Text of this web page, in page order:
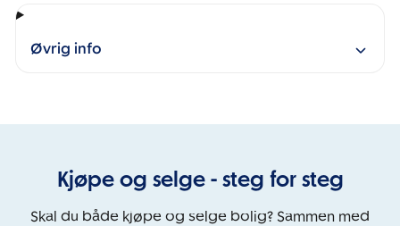
Øvrig info
Kjøpe og selge - steg for steg
Skal du både kjøpe og selge bolig? Sammen med